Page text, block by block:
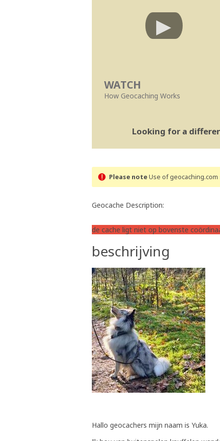
WATCH
How Geocaching Works
Looking for a
Please noteUse of
Geocache Description:
de cache ligt niet op bovenste
beschrijving
Hallo geocachers mijn naam is Yuka.